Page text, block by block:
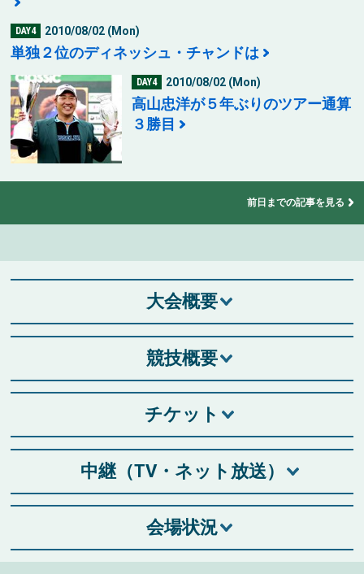
DAY4 2010/08/02 (Mon)
単独２位のディネッシュ・チャンドは
DAY4 2010/08/02 (Mon)
高山忠洋が５年ぶりのツアー通算
３勝目
前日までの記事を見る
大会概要
競技概要
チケット
中継（TV・ネット放送）
会場状況